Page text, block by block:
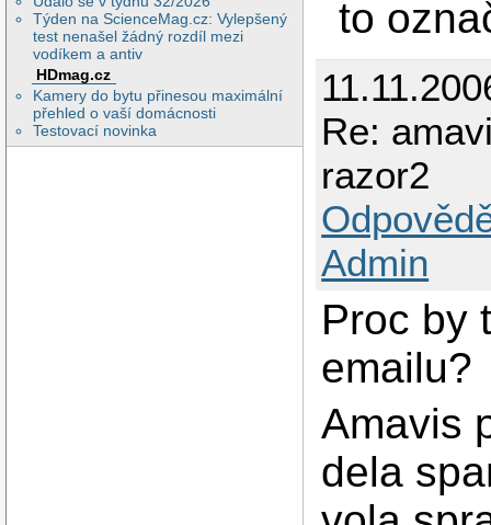
Týden na ScienceMag.cz: Vylepšený
test nenašel žádný rozdíl mezi
vodíkem a antiv
HDmag.cz
Kamery do bytu přinesou maximální
přehled o vaší domácnosti
Testovací novinka
to
Re:
razor2
Admin
Proc by
emailu?
Amavis
dela